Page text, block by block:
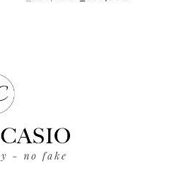
price